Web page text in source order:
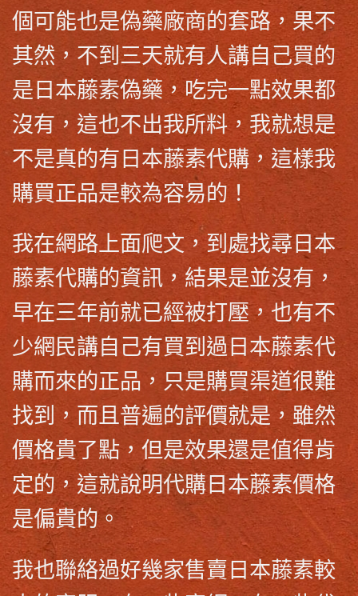
個可能也是偽藥廠商的套路，果不
其然，不到三天就有人講自己買的
是日本藤素偽藥 ，吃完一點效果都
沒有，這也不出我所料，我就想是
不是真的有日本藤素代購，這樣我
購買正品是較為容易的！
我在網路上面爬文，到處找尋日本
藤素代購的資訊，結果是並沒有，
早在三年前就已經被打壓，也有不
少網民講自己有買到過日本藤素代
購而來的正品，只是購買渠道很難
找到，而且普遍的評價就是，雖然
價格貴了點，但是效果還是值得肯
定的，這就說明代購日本藤素價格
是偏貴的。
我也聯絡過好幾家售賣日本藤素較